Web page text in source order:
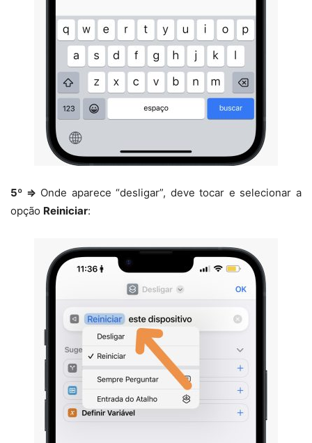
5º ⇒ Onde aparece “desligar”, deve tocar e selecionar a
opção Reiniciar: